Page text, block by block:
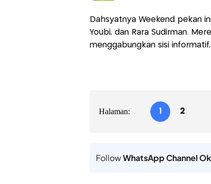
Dahsyatnya Weekend pekan
Youbi, dan Rara Sudirman.
menggabungkan sisi
Halaman: 1 2
FollowWhatsApp Channel